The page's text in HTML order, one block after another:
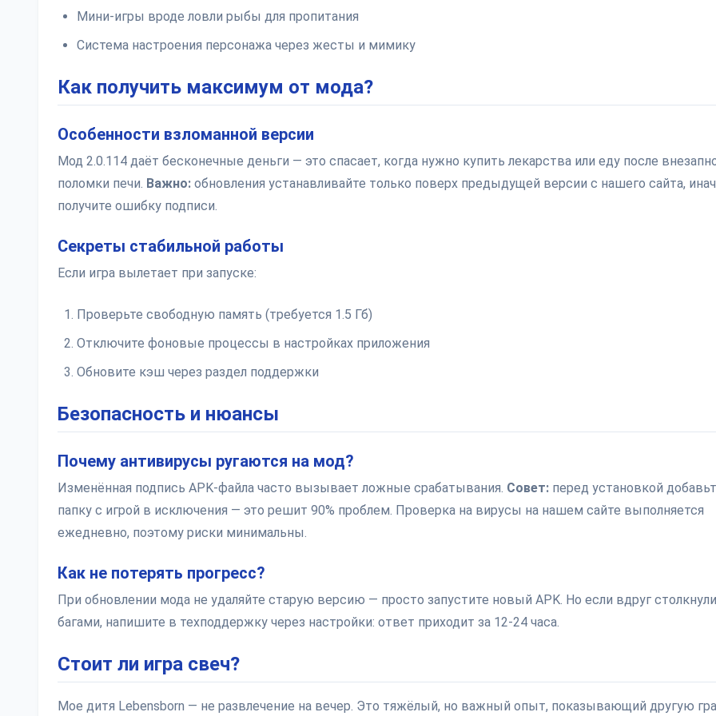
Мини-игры вроде ловли рыбы для пропитания
Система настроения персонажа через жесты и мимику
Как получить максимум от мода?
Особенности взломанной версии
Мод 2.0.114 даёт бесконечные деньги — это спасает, когда нужно купить лекарства или еду после
поломки печи. Важно: обновления устанавливайте только поверх предыдущей версии с нашего сайта,
получите ошибку подписи.
Секреты стабильной работы
Если игра вылетает при запуске:
Проверьте свободную память (требуется 1.5 Гб)
Отключите фоновые процессы в настройках приложения
Обновите кэш через раздел поддержки
Безопасность и нюансы
Почему антивирусы ругаются на мод?
Изменённая подпись APK-файла часто вызывает ложные срабатывания. Совет: перед установкой
папку с игрой в исключения — это решит 90% проблем. Проверка на вирусы на нашем сайте выполняется
ежедневно, поэтому риски минимальны.
Как не потерять прогресс?
При обновлении мода не удаляйте старую версию — просто запустите новый APK. Но если вдруг
багами, напишите в техподдержку через настройки: ответ приходит за 12-24 часа.
Стоит ли игра свеч?
Мое дитя Lebensborn — не развлечение на вечер. Это тяжёлый, но важный опыт, показывающий другую